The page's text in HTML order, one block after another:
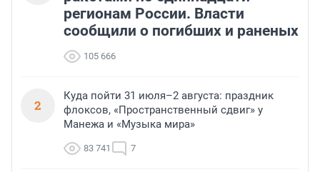
регионам России. Власти
сообщили о погибших и раненых
105 666
2
Куда пойти 31 июля–2 августа: праздник
флоксов, «Пространственный сдвиг» у
Манежа и «Музыка мира»
83 741 7